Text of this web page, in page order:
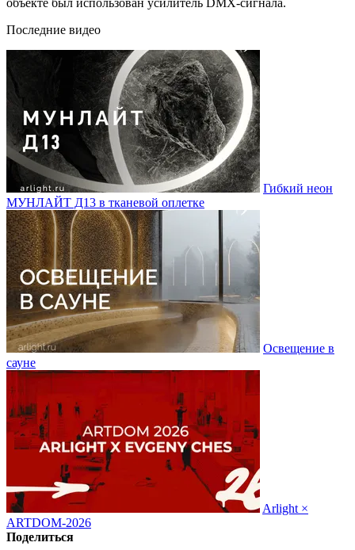
Последние видео
Гибкий неон
МУНЛАЙТ Д13 в тканевой оплетке
Освещение в
сауне
Arlight ×
ARTDOM-2026
Поделиться